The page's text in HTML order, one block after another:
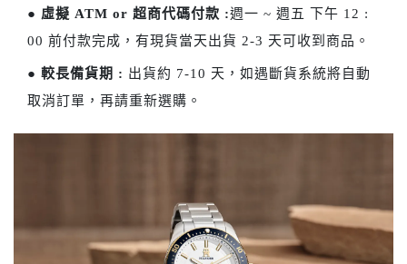
● 虛擬 ATM or 超商代碼付款 :週一 ~ 週五 下午 12 :
00 前付款完成，有現貨當天出貨 2-3 天可收到商品。
● 較長備貨期 : 出貨約 7-10 天，如遇斷貨系統將自動
取消訂單，再請重新選購。